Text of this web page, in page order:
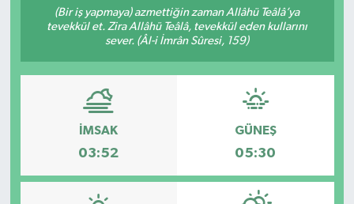
(Bir iş yapmaya) azmettiğin zaman Allâhü Teâlâ’ya
tevekkül et. Zira Allâhü Teâlâ, tevekkül eden kullarını
sever. (Âl-i İmrân Sûresi, 159)
İMSAK
03:52
GÜNEŞ
05:30
Siyaset